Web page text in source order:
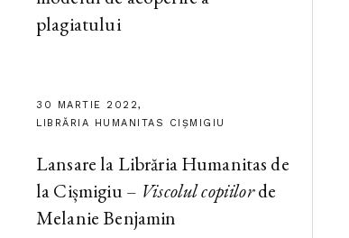
plagiatului
30 MARTIE 2022,
LIBRĂRIA HUMANITAS CIȘMIGIU
Lansare la Librăria Humanitas de
la Cișmigiu – Viscolul copiilorde
Melanie Benjamin